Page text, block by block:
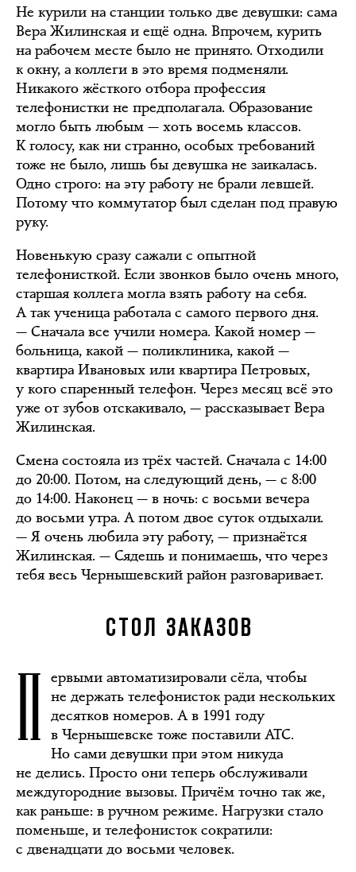
Не курили на станции только две девушки: сама
Вера Жилинская и ещё одна. Впрочем, курить
на рабочем месте было не принято. Отходили
к окну, а коллеги в это время подменяли.
Никакого жёсткого отбора профессия
телефонистки не предполагала. Образование
могло быть любым — хоть восемь классов.
К голосу, как ни странно, особых требований
тоже не было, лишь бы девушка не заикалась.
Одно строго: на эту работу не брали левшей.
Потому что коммутатор был сделан под правую
руку.
Новенькую сразу сажали с опытной
телефонисткой. Если звонков было очень много,
старшая коллега могла взять работу на себя.
А так ученица работала с самого первого дня.
— Сначала все учили номера. Какой номер —
больница, какой — поликлиника, какой —
квартира Ивановых или квартира Петровых,
у кого спаренный телефон. Через месяц всё это
уже от зубов отскакивало, — рассказывает Вера
Жилинская.
Смена состояла из трёх частей. Сначала с 14:00
до 20:00. Потом, на следующий день, — с 8:00
до 14:00. Наконец — в ночь: с восьми вечера
до восьми утра. А потом двое суток отдыхали.
— Я очень любила эту работу, — признаётся
Жилинская. — Сядешь и понимаешь, что через
тебя весь Чернышевский район разговаривает.
СТОЛ ЗАКАЗОВ
П ервыми автоматизировали сёла, чтобы
не держать телефонисток ради нескольких
десятков номеров. А в 1991 году
в Чернышевске тоже поставили АТС.
Но сами девушки при этом никуда
не делись. Просто они теперь обслуживали
междугородние вызовы. Причём точно так же,
как раньше: в ручном режиме. Нагрузки стало
поменьше, и телефонисток сократили:
с двенадцати до восьми человек.